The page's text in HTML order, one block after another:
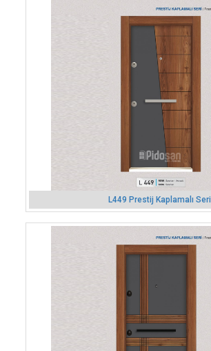
L449 Prestij Kaplamalı Seri